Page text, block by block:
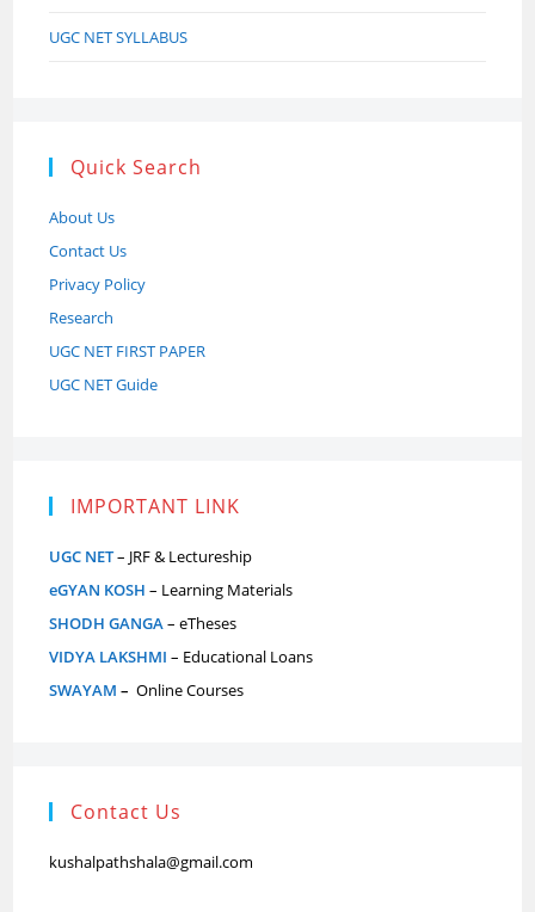
UGC NET SYLLABUS
Quick Search
About Us
Contact Us
Privacy Policy
Research
UGC NET FIRST PAPER
UGC NET Guide
IMPORTANT LINK
UGC NET– JRF & Lectureship
eGYAN KOSH – Learning Materials
SHODH GANGA– eTheses
VIDYA LAKSHMI – Educational Loans
SWAYAM – Online Courses
Contact Us
kushalpathshala@gmail.com